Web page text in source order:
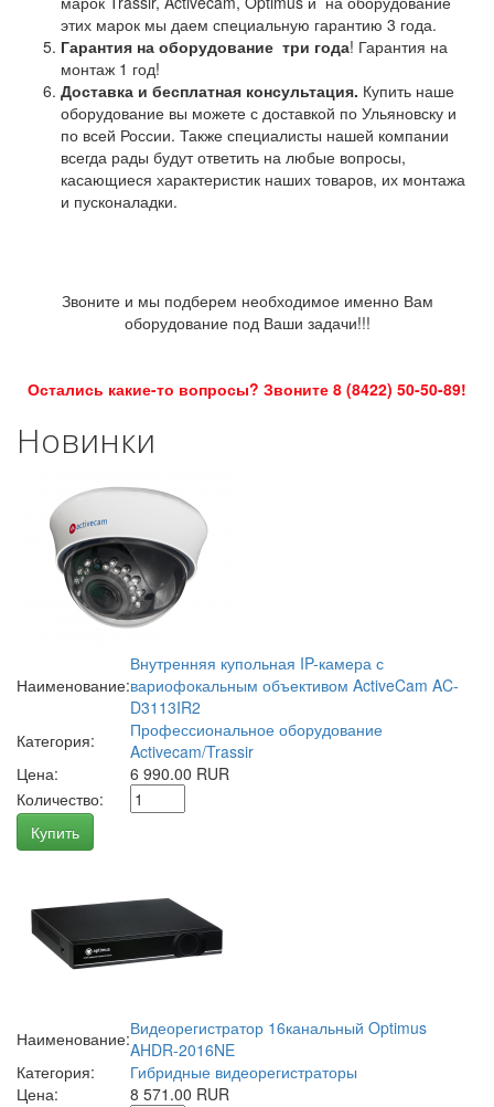
этих марок мы даем специальную гарантию 3 года.
Гарантия на оборудование три года! Гарантия на
монтаж 1 год!
Доставка и бесплатная консультация. Купить наше
оборудование вы можете с доставкой по Ульяновску и
по всей России. Также специалисты нашей компании
всегда рады будут ответить на любые вопросы,
касающиеся характеристик наших товаров, их монтажа
и пусконаладки.
Звоните и мы подберем необходимое именно Вам
оборудование под Ваши задачи!!!
Остались какие-то вопросы? Звоните 8 (8422) 50-50-89!
Новинки
Наименование:
Внутренняя купольная IP-камера с
вариофокальным объективом ActiveCam AC-
D3113IR2
Категория:
Профессиональное оборудование
Activecam/Trassir
Цена:
6 990.00 RUR
Количество:
Купить
Наименование:Видеорегистратор 16канальный Optimus
AHDR-2016NE
Категория:
Гибридные видеорегистраторы
Цена:
8 571.00 RUR